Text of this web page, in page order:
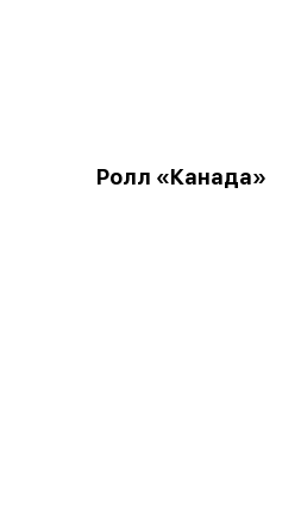
Ролл «Канада»